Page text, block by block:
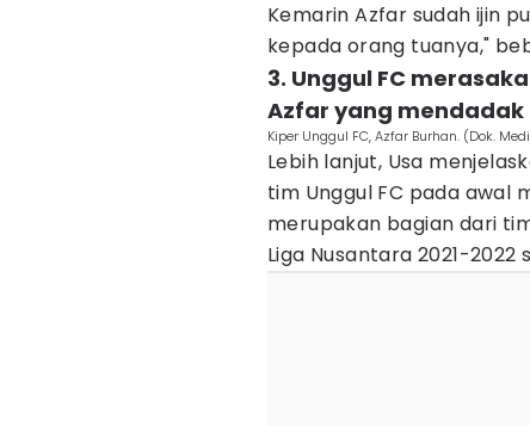
Kemarin Azfar sudah ijin
kepada orang tuanya,"
3. Unggul FC
Azfar yang mendadak
Kiper Unggul FC, Azfar Burhan. (Dok.
Lebih lanjut, Usa
tim Unggul FC pada awal
merupakan bagian dari
Liga Nusantara 2021-2022